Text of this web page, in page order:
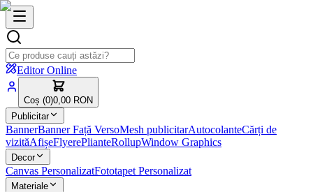
Editor Online
Coș (0)0,00 RON
Publicitar
BannerBanner Față VersoMesh publicitarAutocolanteCărți de
vizităAfișeFlyerePlianteRollupWindow Graphics
Decor
Canvas PersonalizatFototapet Personalizat
Materiale